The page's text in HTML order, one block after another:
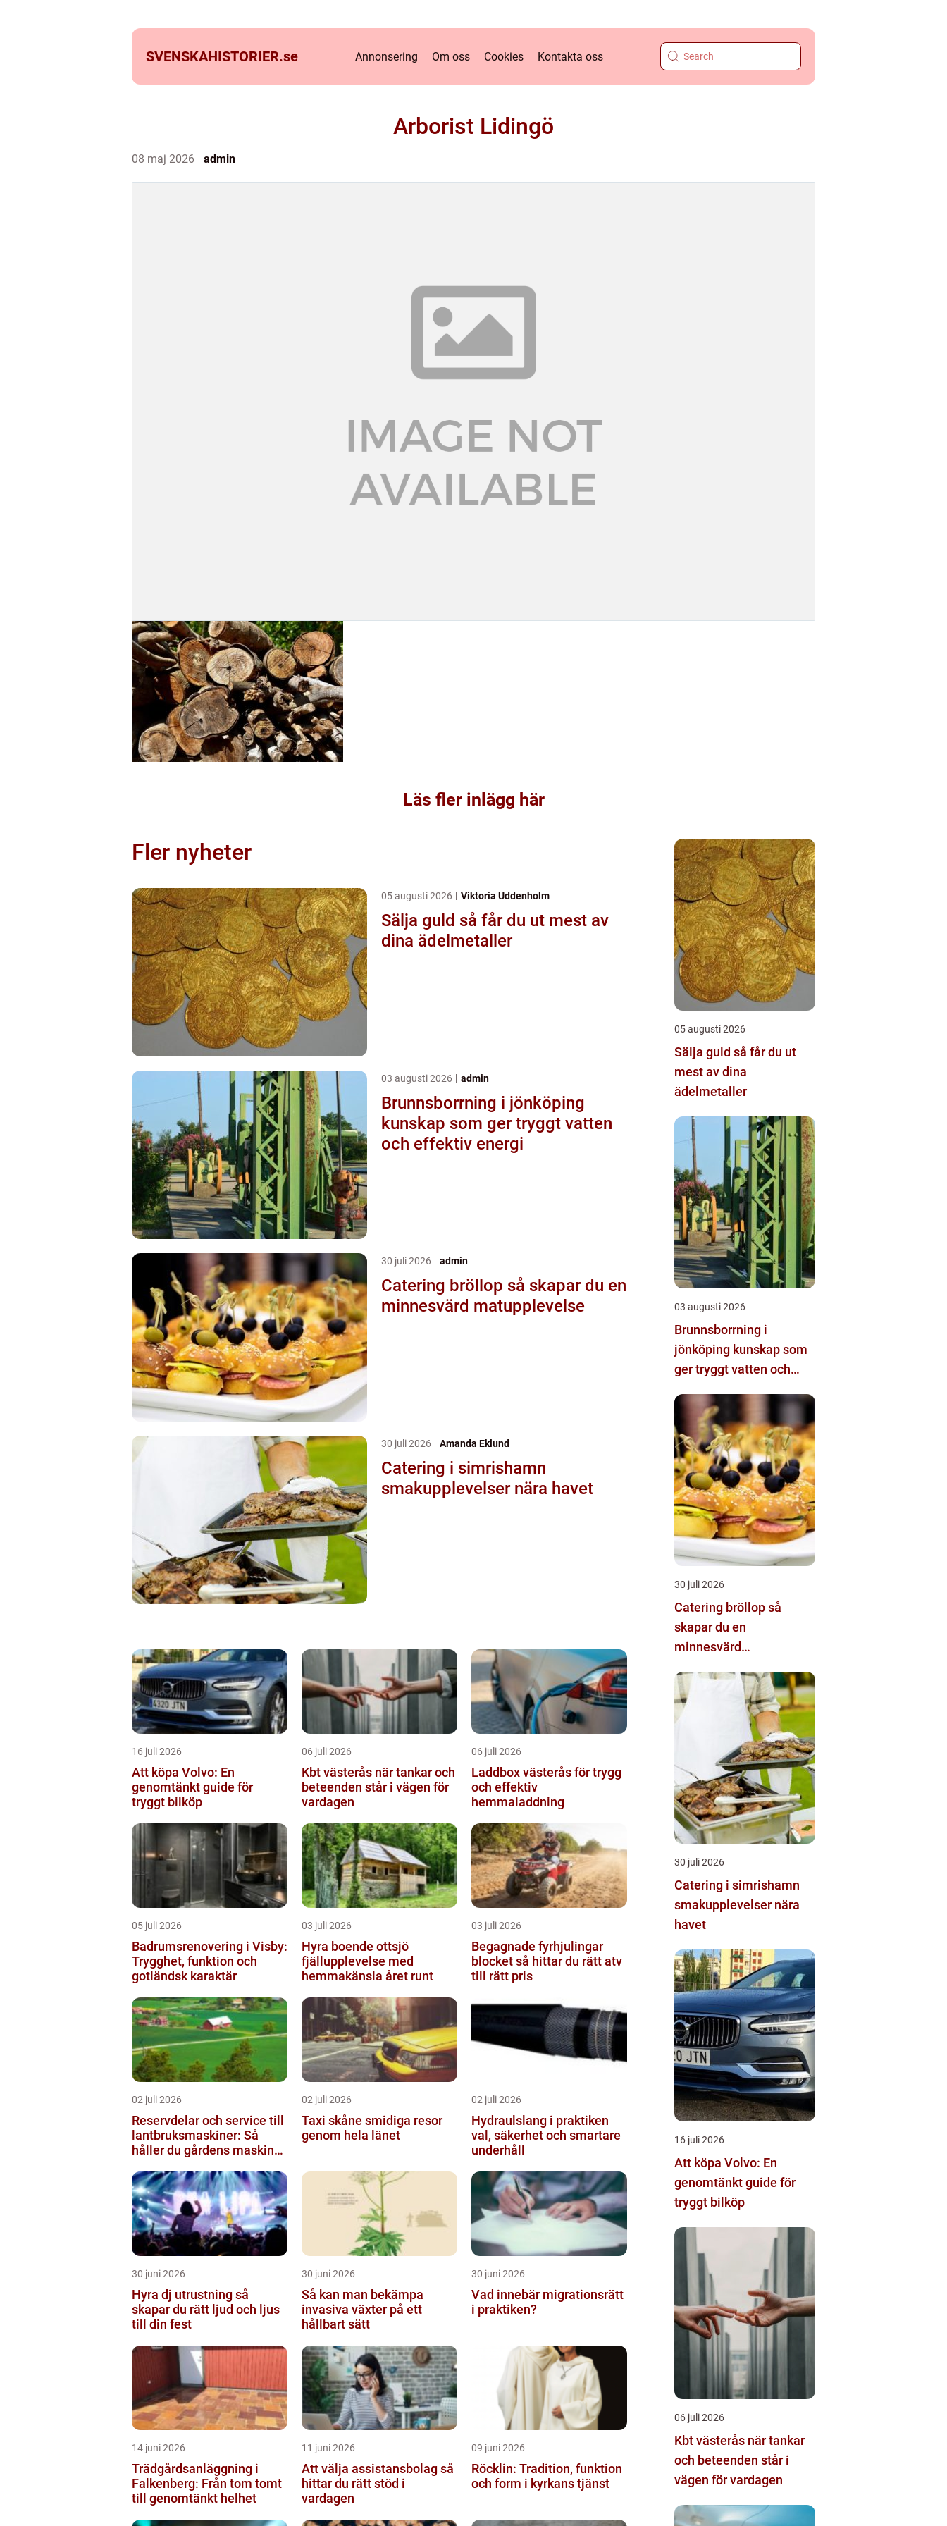
SVENSKAHISTORIER.se Annonsering Om oss Cookies Kontakta oss
Arborist Lidingö
08 maj 2026 admin
Läs fler inlägg här
Fler nyheter
05 augusti 2026 Viktoria Uddenholm
Sälja guld så får du ut mest av
dina ädelmetaller
03 augusti 2026 admin
Brunnsborrning i jönköping
kunskap som ger tryggt vatten
och effektiv energi
30 juli 2026 admin
Catering bröllop så skapar du en
minnesvärd matupplevelse
30 juli 2026 Amanda Eklund
Catering i simrishamn
smakupplevelser nära havet
16 juli 2026
Att köpa Volvo: En
genomtänkt guide för
tryggt bilköp
06 juli 2026
Kbt västerås när tankar och
beteenden står i vägen för
vardagen
06 juli 2026
Laddbox västerås för trygg
och effektiv
hemmaladdning
05 juli 2026
Badrumsrenovering i Visby:
Trygghet, funktion och
gotländsk karaktär
03 juli 2026
Hyra boende ottsjö
fjällupplevelse med
hemmakänsla året runt
03 juli 2026
Begagnade fyrhjulingar
blocket så hittar du rätt atv
till rätt pris
02 juli 2026
Reservdelar och service till
lantbruksmaskiner: Så
håller du gårdens maskiner
02 juli 2026
Taxi skåne smidiga resor
genom hela länet
02 juli 2026
Hydraulslang i praktiken
val, säkerhet och smartare
underhåll
30 juni 2026
Hyra dj utrustning så
skapar du rätt ljud och ljus
till din fest
30 juni 2026
Så kan man bekämpa
invasiva växter på ett
hållbart sätt
30 juni 2026
Vad innebär migrationsrätt
i praktiken?
14 juni 2026
Trädgårdsanläggning i
Falkenberg: Från tom tomt
till genomtänkt helhet
11 juni 2026
Att välja assistansbolag så
hittar du rätt stöd i
vardagen
09 juni 2026
Röcklin: Tradition, funktion
och form i kyrkans tjänst
05 augusti 2026
Sälja guld så får du ut
mest av dina
ädelmetaller
03 augusti 2026
Brunnsborrning i
jönköping kunskap som
ger tryggt vatten och
30 juli 2026
Catering bröllop så
skapar du en
minnesvärd
30 juli 2026
Catering i simrishamn
smakupplevelser nära
havet
16 juli 2026
Att köpa Volvo: En
genomtänkt guide för
tryggt bilköp
06 juli 2026
Kbt västerås när tankar
och beteenden står i
vägen för vardagen